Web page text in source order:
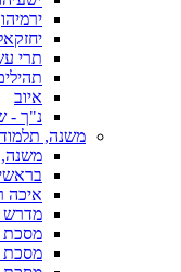
ירמיהו
תרי
איוב
נ"ך -
משנה,
משנה,
איכה
מדרש
מסכת